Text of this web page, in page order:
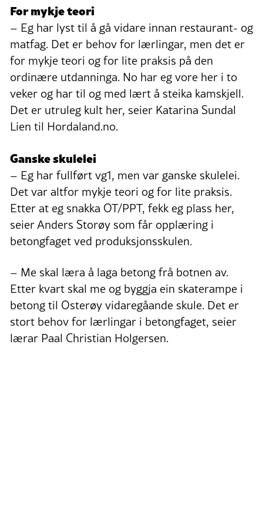
For mykje teori
– Eg har lyst til å gå vidare innan restaurant- og
matfag. Det er behov for lærlingar, men det er
for mykje teori og for lite praksis på den
ordinære utdanninga. No har eg vore her i to
veker og har til og med lært å steika kamskjell.
Det er utruleg kult her, seier Katarina Sundal
Lien til Hordaland.no.
Ganske skulelei
– Eg har fullført vg1, men var ganske skulelei.
Det var altfor mykje teori og for lite praksis.
Etter at eg snakka OT/PPT, fekk eg plass her,
seier Anders Storøy som får opplæring i
betongfaget ved produksjonsskulen.
– Me skal læra å laga betong frå botnen av.
Etter kvart skal me og byggja ein skaterampe i
betong til Osterøy vidaregåande skule. Det er
stort behov for lærlingar i betongfaget, seier
lærar Paal Christian Holgersen.